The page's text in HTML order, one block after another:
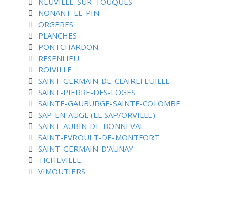
NONANT-LE-PIN
ORGERES
PLANCHES
PONTCHARDON
RESENLIEU
ROIVILLE
SAINT-GERMAIN-DE-CLAIREFEUILLE
SAINT-PIERRE-DES-LOGES
SAINTE-GAUBURGE-SAINTE-COLOMBE
SAP-EN-AUGE (LE SAP/ORVILLE)
SAINT-AUBIN-DE-BONNEVAL
SAINT-EVROULT-DE-MONTFORT
SAINT-GERMAIN-D'AUNAY
TICHEVILLE
VIMOUTIERS